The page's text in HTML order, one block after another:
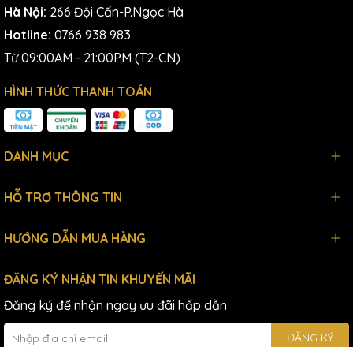
Hà Nội: 266 Đội Cấn-P.Ngọc Hà
Hotline: 0766 938 983
Từ 09:00AM - 21:00PM (T2-CN)
HÌNH THỨC THANH TOÁN
DANH MỤC
HỖ TRỢ THÔNG TIN
HƯỚNG DẪN MUA HÀNG
ĐĂNG KÝ NHẬN TIN KHUYẾN MÃI
Đăng ký để nhận ngay ưu đãi hấp dẫn
ĐĂNG KÝ